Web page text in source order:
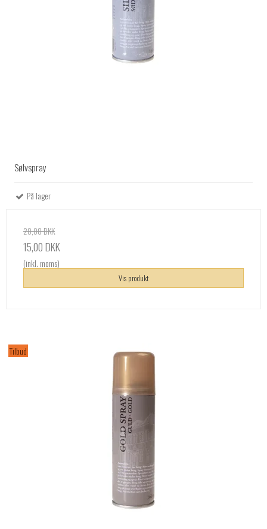
Sølvspray
På lager
20,00 DKK
15,00 DKK
(inkl. moms)
Vis produkt
Tilbud